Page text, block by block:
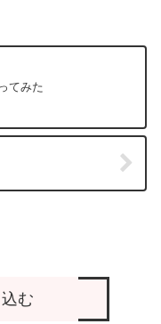
てみた
む